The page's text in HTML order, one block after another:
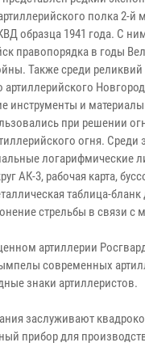
полка 2-й
образца 1941 года. С
правопорядка в годы
Также среди
артиллерийского
инструменты и материалы
при решении
огня. Среди
логарифмические
АК-3, рабочая карта,
таблица-бланк
стрельбы в связи с
артиллерии
современных
знаки артиллеристов.
заслуживают
прибор для